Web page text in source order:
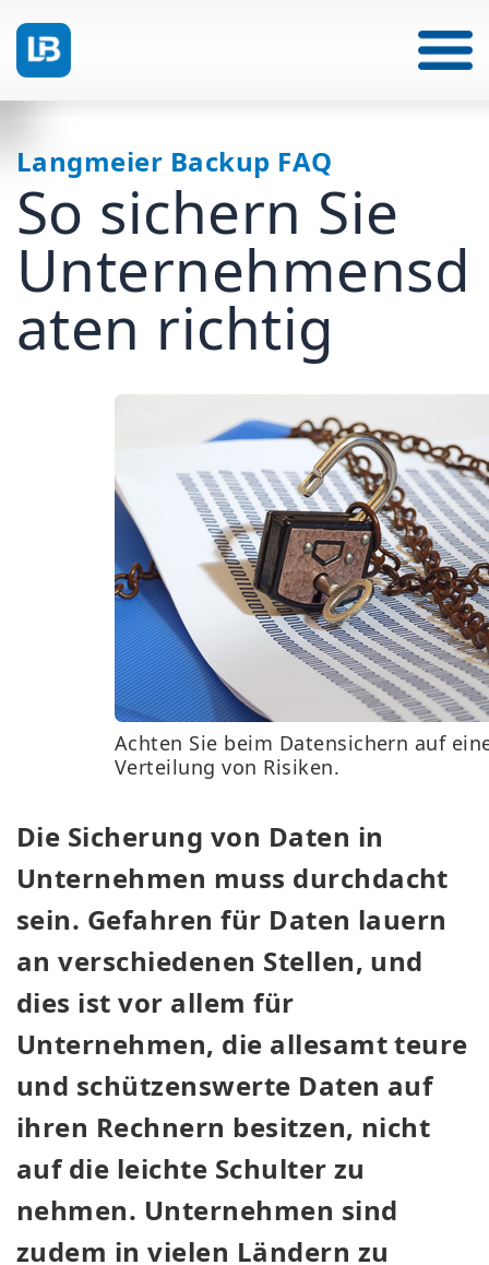
Langmeier Backup FAQ
So sichern Sie
Unternehmensd
aten richtig
Achten Sie beim Datensichern auf
Verteilung von Risiken.
Die Sicherung von Daten in
Unternehmen muss durchdacht
sein. Gefahren für Daten lauern
an verschiedenen Stellen, und
dies ist vor allem für
Unternehmen, die allesamt teure
und schützenswerte Daten auf
ihren Rechnern besitzen, nicht
auf die leichte Schulter zu
nehmen. Unternehmen sind
zudem in vielen Ländern zu